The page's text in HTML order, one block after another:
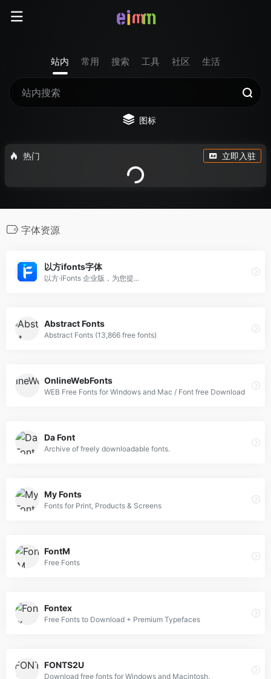
站内 常用 搜索 工具 社区 生活
图标
热门 立即入驻
字体资源
以方ifonts字体
以方·iFonts 企业版，为您提...
Abstract Fonts
Abstract Fonts (13,866 free fonts)
OnlineWebFonts
WEB Free Fonts for Windows and Mac / Font free Download
Da Font
Archive of freely downloadable fonts.
My Fonts
Fonts for Print, Products & Screens
FontM
Free Fonts
Fontex
Free Fonts to Download + Premium Typefaces
FONTS2U
Download free fonts for Windows and Macintosh.